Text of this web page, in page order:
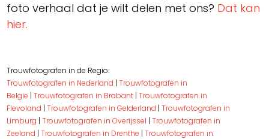
foto verhaal dat je wilt delen met ons? Dat kan
hier.
Trouwfotografen in de Regio:
Trouwfotografen in Nederland | Trouwfotografen in
Belgie | Trouwfotografen in Brabant | Trouwfotografen in
Flevoland | Trouwfotografen in Gelderland | Trouwfotografen in
Limburg | Trouwfotografen in Overijssel | Trouwfotografen in
Zeeland | Trouwfotografen in Drenthe | Trouwfotografen in